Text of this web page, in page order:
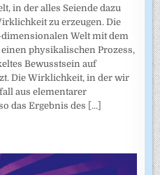
in der alles Seiende dazu
zu erzeugen. Die
Welt mit dem
physikalischen Prozess,
Bewusstsein auf
Die Wirklichkeit, in der wir
aus elementarer
das Ergebnis des [...]